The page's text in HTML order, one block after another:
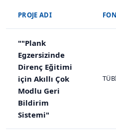
PROJE ADI
""Plank
Egzersizinde
Direnç Eğitimi
için Akıllı Çok
Modlu Geri
Bildirim
Sistemi"